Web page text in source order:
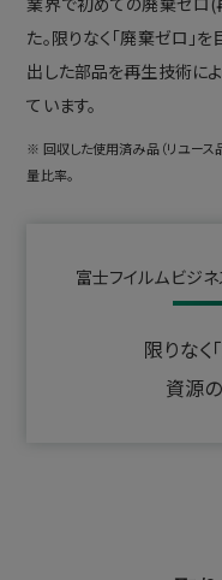
た。限りなく「廃棄ゼロ」
出した部品を再生技術に
ています。
※ 回収した使用済み品（リユース
量比率。
富士フイルムビジ
限りなく
資源